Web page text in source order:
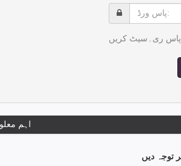
پاس
پاس ری۔سیٹ کریں
اہم